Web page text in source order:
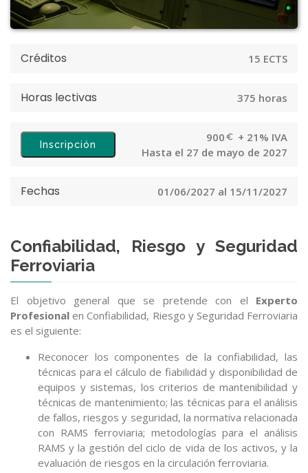
Créditos 15 ECTS
Horas lectivas 375 horas
Inscripción
900
+ 21% IVA
Hasta el 27 de mayo de 2027
Fechas 01/06/2027 al 15/11/2027
Confiabilidad, Riesgo y Seguridad
Ferroviaria
El objetivo general que se pretende con el Experto
Profesional en Confiabilidad, Riesgo y Seguridad Ferroviaria
es el siguiente:
Reconocer los componentes de la confiabilidad, las
técnicas para el cálculo de fiabilidad y disponibilidad de
equipos y sistemas, los criterios de mantenibilidad y
técnicas de mantenimiento; las técnicas para el análisis
de fallos, riesgos y seguridad, la normativa relacionada
con RAMS ferroviaria; metodologías para el análisis
RAMS y la gestión del ciclo de vida de los activos, y la
evaluación de riesgos en la circulación ferroviaria.